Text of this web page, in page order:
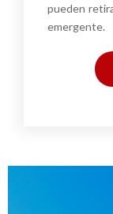
pueden
emergente.